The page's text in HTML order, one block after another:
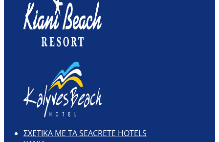
ΣΧΕΤΙΚΑ ΜΕ ΤΑ SEACRETE HOTELS